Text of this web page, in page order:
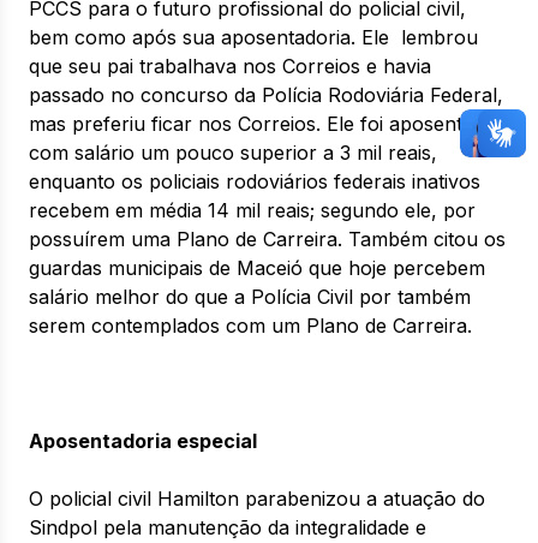
PCCS para o futuro profissional do policial civil,
bem como após sua aposentadoria. Ele lembrou
que seu pai trabalhava nos Correios e havia
passado no concurso da Polícia Rodoviária Federal,
mas preferiu ficar nos Correios. Ele foi aposentado
com salário um pouco superior a 3 mil reais,
enquanto os policiais rodoviários federais inativos
recebem em média 14 mil reais; segundo ele, por
possuírem uma Plano de Carreira. Também citou os
guardas municipais de Maceió que hoje percebem
salário melhor do que a Polícia Civil por também
serem contemplados com um Plano de Carreira.
Aposentadoria especial
O policial civil Hamilton parabenizou a atuação do
Sindpol pela manutenção da integralidade e